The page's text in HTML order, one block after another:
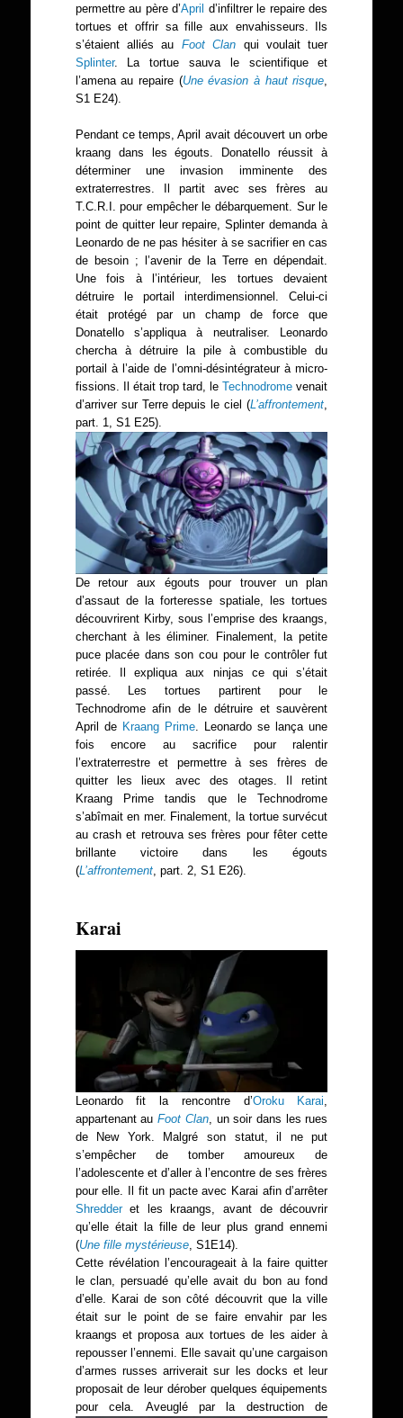
permettre au père d’April d’infiltrer le repaire des
tortues et offrir sa fille aux envahisseurs. Ils
s’étaient alliés au Foot Clan qui voulait tuer
Splinter. La tortue sauva le scientifique et
l’amena au repaire (Une évasion à haut risque,
S1 E24).
Pendant ce temps, April avait découvert un orbe
kraang dans les égouts. Donatello réussit à
déterminer une invasion imminente des
extraterrestres. Il partit avec ses frères au
T.C.R.I. pour empêcher le débarquement. Sur le
point de quitter leur repaire, Splinter demanda à
Leonardo de ne pas hésiter à se sacrifier en cas
de besoin ; l’avenir de la Terre en dépendait.
Une fois à l’intérieur, les tortues devaient
détruire le portail interdimensionnel. Celui-ci
était protégé par un champ de force que
Donatello s’appliqua à neutraliser. Leonardo
chercha à détruire la pile à combustible du
portail à l’aide de l’omni-désintégrateur à micro-
fissions. Il était trop tard, leTechnodrome venait
d’arriver sur Terre depuis le ciel (L’affrontement
part. 1, S1 E25).
De retour aux égouts pour trouver un plan
d’assaut de la forteresse spatiale, les tortues
découvrirent Kirby, sous l’emprise des kraangs,
cherchant à les éliminer. Finalement, la petite
puce placée dans son cou pour le contrôler fut
retirée. Il expliqua aux ninjas ce qui s’était
passé. Les tortues partirent pour le
Technodrome afin de le détruire et sauvèrent
April de Kraang Prime. Leonardo se lança une
fois encore au sacrifice pour ralentir
l’extraterrestre et permettre à ses frères de
quitter les lieux avec des otages. Il retint
Kraang Prime tandis que le Technodrome
s’abîmait en mer. Finalement, la tortue survécut
au crash et retrouva ses frères pour fêter cette
brillante victoire dans les égouts
(L’affrontement, part. 2, S1 E26).
Karai
Leonardo fit la rencontre d’Oroku Karai,
appartenant auFoot Clan, un soir dans les rues
de New York. Malgré son statut, il ne put
s’empêcher de tomber amoureux de
l’adolescente et d’aller à l’encontre de ses frères
pour elle. Il fit un pacte avec Karai afin d’arrêter
Shredderet les kraangs, avant de découvrir
qu’elle était la fille de leur plus grand ennemi
(Une fille mystérieuse, S1E14).
Cette révélation l’encourageait à la faire quitter
le clan, persuadé qu’elle avait du bon au fond
d’elle. Karai de son côté découvrit que la ville
était sur le point de se faire envahir par les
kraangs et proposa aux tortues de les aider à
repousser l’ennemi. Elle savait qu’une cargaison
d’armes russes arriverait sur les docks et leur
proposait de leur dérober quelques équipements
pour cela. Aveuglé par la destruction de